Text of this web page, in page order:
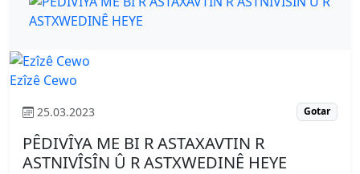
Ezîzê Cewo
25.03.2023 Gotar
PÊDIVÎYA ME BI R ASTAXAVTIN R
ASTNIVÎSÎN Û R ASTXWEDINÊ HEYE